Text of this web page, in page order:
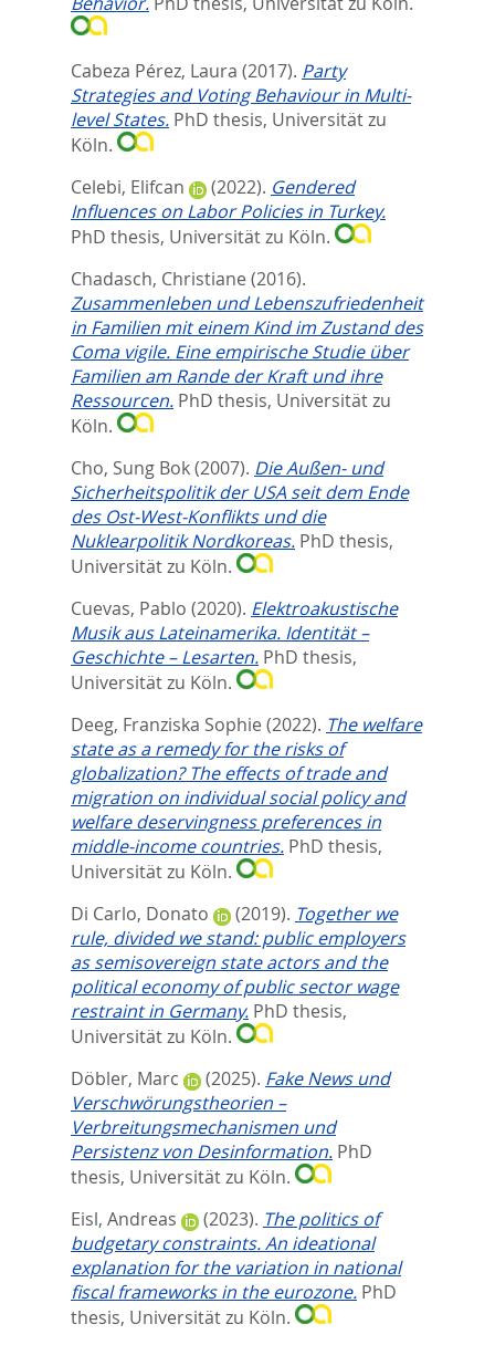
Cabeza Pérez, Laura (2017). Party
Strategies and Voting Behaviour in Multi-
level States. PhD thesis, Universität zu
Köln.
Celebi, Elifcan
(2022). Gendered
Influences on Labor Policies in Turkey.
PhD thesis, Universität zu Köln.
Chadasch, Christiane (2016).
Zusammenleben und Lebenszufriedenheit
in Familien mit einem Kind im Zustand des
Coma vigile. Eine empirische Studie über
Familien am Rande der Kraft und ihre
Ressourcen. PhD thesis, Universität zu
Köln.
Cho, Sung Bok(2007). Die Außen- und
Sicherheitspolitik der USA seit dem Ende
des Ost-West-Konflikts und die
Nuklearpolitik Nordkoreas. PhD thesis,
Universität zu Köln.
Cuevas, Pablo (2020). Elektroakustische
Musik aus Lateinamerika. Identität –
Geschichte – Lesarten. PhD thesis,
Universität zu Köln.
Deeg, Franziska Sophie (2022). The welfare
state as a remedy for the risks of
globalization? The effects of trade and
migration on individual social policy and
welfare deservingness preferences in
middle-income countries. PhD thesis,
Universität zu Köln.
Di Carlo, Donato
(2019). Together we
rule, divided we stand: public employers
as semisovereign state actors and the
political economy of public sector wage
restraint in Germany. PhD thesis,
Universität zu Köln.
Döbler, Marc
(2025). Fake News und
Verschwörungstheorien –
Verbreitungsmechanismen und
Persistenz von Desinformation. PhD
thesis, Universität zu Köln.
Eisl, Andreas
(2023). The politics of
budgetary constraints. An ideational
explanation for the variation in national
fiscal frameworks in the eurozone. PhD
thesis, Universität zu Köln.